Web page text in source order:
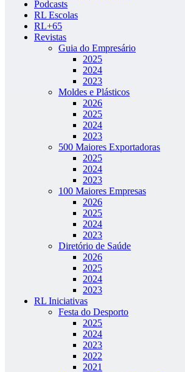
Podcasts
RL Escolas
RL+65
Revistas
Guia do Empresário
2025
2024
2023
Moldes e Plásticos
2026
2025
2024
2023
500 Maiores Exportadoras
2025
2024
2023
100 Maiores Empresas
2026
2025
2024
2023
Diretório de Saúde
2026
2025
2024
2023
RL Iniciativas
Festa do Desporto
2025
2024
2023
2022
2021